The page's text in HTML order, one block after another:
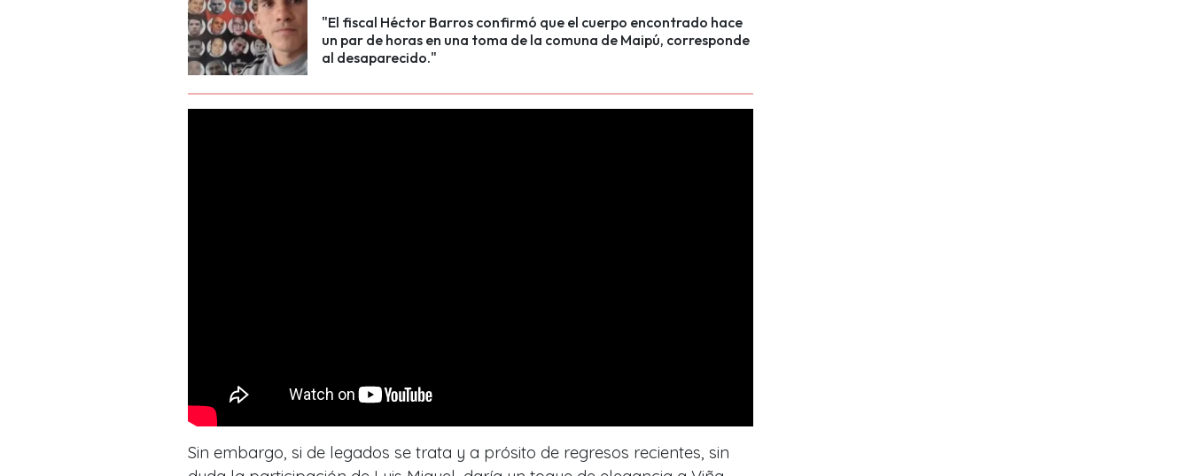
"El fiscal Héctor Barros confirmó que el cuerpo encontrado hace
un par de horas en una toma de la comuna de Maipú, corresponde
al desaparecido."
Sin embargo, si de legados se trata y a prósito de regresos recientes, sin